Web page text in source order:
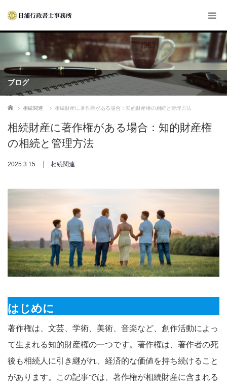
ブログ
ホーム 相続関連 相続財産に著作権がある場合：知的財産権の相続と管理方法
相続財産に著作権がある場合：知的財産権
の相続と管理方法
2025.3.15 相続関連
はじめに
著作権は、文芸、学術、美術、音楽など、創作活動によっ
て生まれる知的財産権の一つです。著作権は、著作者の死
後も相続人に引き継がれ、経済的な価値を持ち続けること
があります。この記事では、著作権が相続財産に含まれる